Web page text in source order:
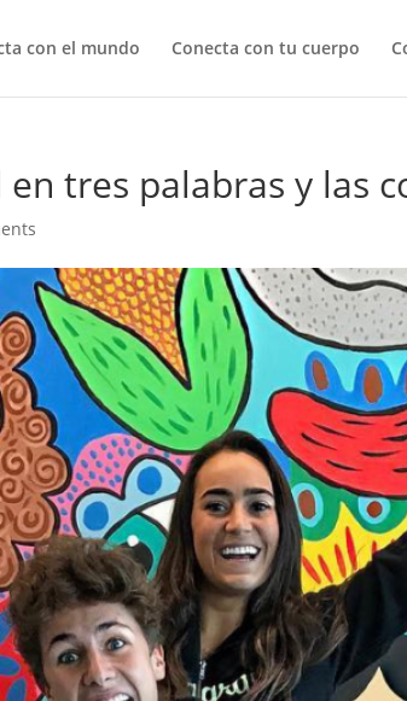
con el mundo Conecta con tu cuerpo
tres palabras y las